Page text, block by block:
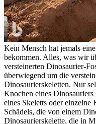
Kein Mensch hat jemals
bekommen. Alles, was wir
versteinerten Dinosaurier-
überwiegend um die
Dinosaurierskeletten. Nur
Knochen eines
eines Skeletts oder einzelne
Schädels, die von einem
Dinosaurierskelette, die in